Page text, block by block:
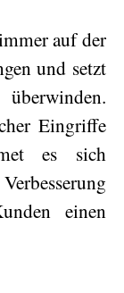
auf der
und setzt
Eingriffe
es sich
einen